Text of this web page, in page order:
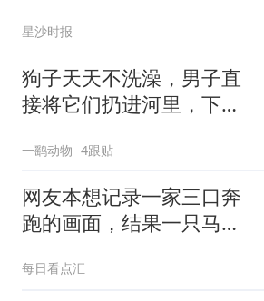
星沙时报
狗子天天不洗澡，男子直
接将它们扔进河里，下幕
一鹞动物 4跟贴
网友本想记录一家三口奔
跑的画面，结果一只马被
每日看点汇